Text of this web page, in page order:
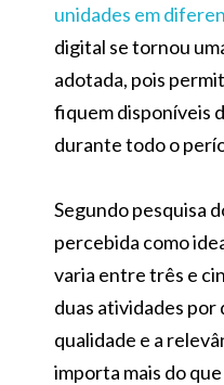
unidades em
digital se tornou
adotada, pois
fiquem disponíveis
durante todo o
Segundo pesquisa
percebida como
varia entre três e
duas atividades por
qualidade e a
importa mais do